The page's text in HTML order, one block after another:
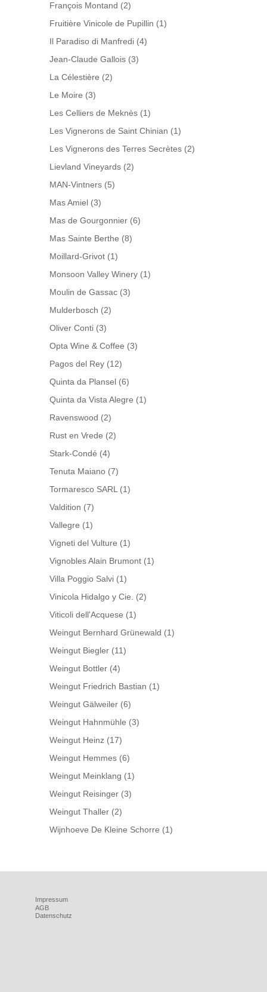
François Montand (2)
Fruitière Vinicole de Pupillin (1)
Il Paradiso di Manfredi (4)
Jean-Claude Gallois (3)
La Célestière (2)
Le Moire (3)
Les Celliers de Meknès (1)
Les Vignerons de Saint Chinian (1)
Les Vignerons des Terres Secrètes (2)
Lievland Vineyards (2)
MAN-Vintners (5)
Mas Amiel (3)
Mas de Gourgonnier (6)
Mas Sainte Berthe (8)
Moillard-Grivot (1)
Monsoon Valley Winery (1)
Moulin de Gassac (3)
Mulderbosch (2)
Oliver Conti (3)
Opta Wine & Coffee (3)
Pagos del Rey (12)
Quinta da Plansel (6)
Quinta da Vista Alegre (1)
Ravenswood (2)
Rust en Vrede (2)
Stark-Condé (4)
Tenuta Maiano (7)
Tormaresco SARL (1)
Valdition (7)
Vallegre (1)
Vigneti del Vulture (1)
Vignobles Alain Brumont (1)
Villa Poggio Salvi (1)
Vinicola Hidalgo y Cie.
(2)
Viticoli dell'Acquese (1)
Weingut Bernhard Grünewald (1)
Weingut Biegler (11)
Weingut Bottler (4)
Weingut Friedrich Bastian (1)
Weingut Gälweiler (6)
Weingut Hahnmühle (3)
Weingut Heinz (17)
Weingut Hemmes (6)
Weingut Meinklang (1)
Weingut Reisinger (3)
Weingut Thaller (2)
Wijnhoeve De Kleine Schorre (1)
Impressum
AGB
Datenschutz